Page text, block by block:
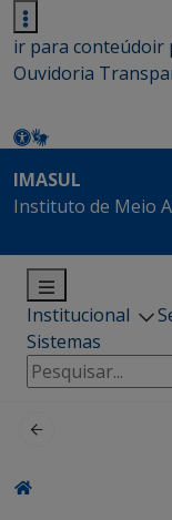
ir para conteúdoir
Ouvidoria
IMASUL
Instituto de Meio
Institucional
Sistemas
Pesquisar
por: